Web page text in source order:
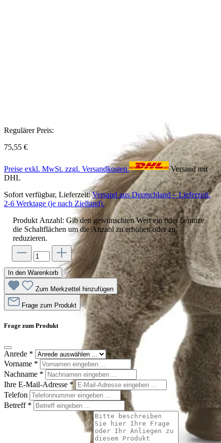
Regulärer Preis:
75,55 €
Preise exkl. MwSt. zzgl. Versandkosten
Versand mit
DHL
Sofort verfügbar, Lieferzeit:Versand aus Deutschland – Lieferzeit:
2-6 Werktage (je nach Zielland).
Produkt Anzahl: Gib den gewünschten Wert ein oder benutze
die Schaltflächen um die Anzahl zu erhöhen oder zu
reduzieren.
In den Warenkorb
Zum Merkzettel hinzufügen
Frage zum Produkt
Frage zum Produkt
Anrede *
Vorname *
Nachname *
Ihre E-Mail-Adresse *
Telefon
Betreff *